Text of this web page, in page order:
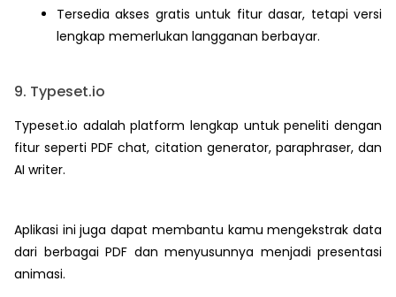
Tersedia akses gratis untuk fitur dasar, tetapi versi
lengkap memerlukan langganan berbayar.
9. Typeset.io
Typeset.io adalah platform lengkap untuk peneliti dengan
fitur seperti PDF chat, citation generator, paraphraser, dan
AI writer.
Aplikasi ini juga dapat membantu kamu mengekstrak data
dari berbagai PDF dan menyusunnya menjadi presentasi
animasi.